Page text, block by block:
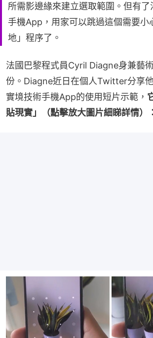
所需影邊緣來建立選取範圍。但有了
手機App，用家可以跳過這個需要小
地」程序了。
法國巴黎程式員Cyril Diagne身兼藝
份。Diagne近日在個人Twitter分享
實境技術手機App的使用短片示範，
貼現實」（點擊放大圖片細睇詳情）：